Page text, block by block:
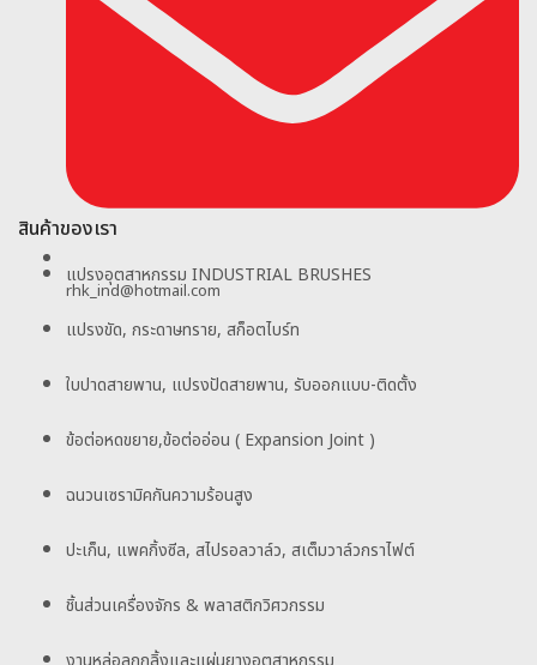
rhk_ind@hotmail.com
สินค้าของเรา
แปรงอุตสาหกรรม INDUSTRIAL BRUSHES
แปรงขัด, กระดาษทราย, สก็อตไบร์ท
ใบปาดสายพาน, แปรงปัดสายพาน, รับออกแบบ-ติดตั้ง
ข้อต่อหดขยาย,ข้อต่ออ่อน ( Expansion Joint )
ฉนวนเซรามิคกันความร้อนสูง
ปะเก็น, แพคกิ้งซีล, สไปรอลวาล์ว, สเต็มวาล์วกราไฟต์
ชิ้นส่วนเครื่องจักร & พลาสติกวิศวกรรม